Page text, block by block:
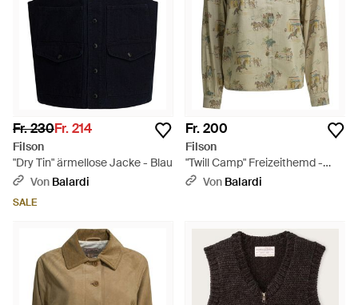
Fr. 230Fr. 214
Filson
"Dry Tin" ärmellose Jacke - Blau
Von Balardi
SALE
Fr. 200
Filson
"Twill Camp" Freizeithemd -
GrünVon Balardi